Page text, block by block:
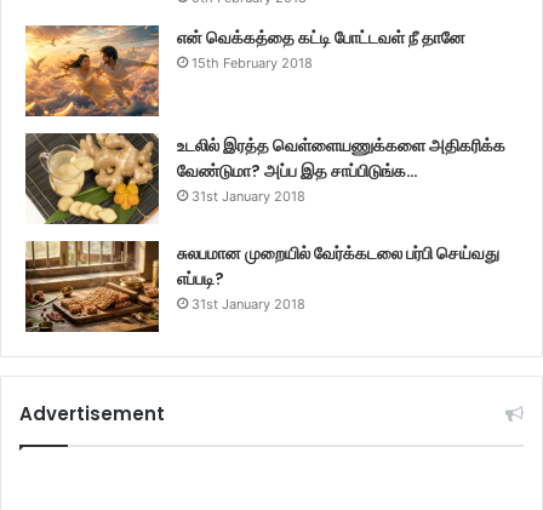
என் வெக்கத்தை கட்டி போட்டவள் நீ தானே
15th February 2018
உடலில் இரத்த வெள்ளையணுக்களை அதிகரிக்க
வேண்டுமா? அப்ப இத சாப்பிடுங்க…
31st January 2018
சுலபமான முறையில் வேர்க்கடலை பர்பி செய்வது
எப்படி?
31st January 2018
Advertisement